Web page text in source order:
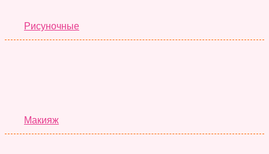
Рисуночные
Макияж